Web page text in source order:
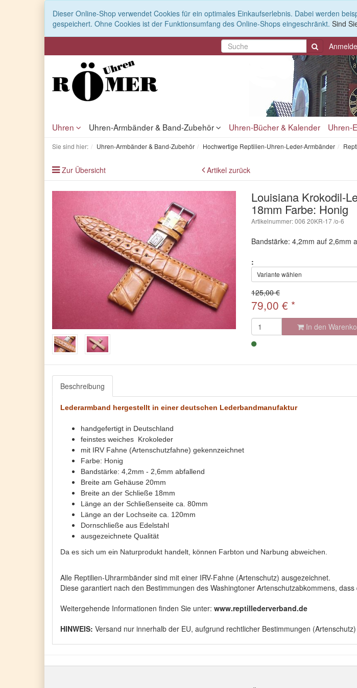
Dieser Online-Shop verwendet Cookies für ein optimales Einkaufserlebnis. Dabei werden
gespeichert. Ohne Cookies ist der Funktionsumfang des Online-Shops eingeschränkt. Sind
Uhren Uhren-Armbänder & Band-Zubehör Uhren-Bücher & Kalender Uhren-
Sie sind hier: Uhren-Armbänder & Band-Zubehör Hochwertige Reptilien-Uhren-Leder-Armbänder
Zur Übersicht Artikel zurück
Louisiana Krokodil-
18mm Farbe: Honig
Artikelnummer: 006 20KR-17 /o-6
Bandstärke: 4,2mm auf 2,6mm
:
Variante wählen
125,00 €
79,00 € *
In den
Beschreibung
Lederarmband hergestellt in einer deutschen Lederbandmanufaktur
handgefertigt in Deutschland
feinstes weiches Krokoleder
mit IRV Fahne (Artenschutzfahne) gekennzeichnet
Farbe: Honig
Bandstärke: 4,2mm - 2,6mm abfallend
Breite am Gehäuse 20mm
Breite an der Schließe 18mm
Länge an der Schließenseite ca. 80mm
Länge an der Lochseite ca. 120mm
Dornschließe aus Edelstahl
ausgezeichnete Qualität
Da es sich um ein Naturprodukt handelt, können Farbton und Narbung abweichen.
Alle Reptilien-Uhrarmbänder sind mit einer IRV-Fahne (Artenschutz) ausgezeichnet.
Diese garantiert nach den Bestimmungen des Washingtoner Artenschutzabkommens,
Weitergehende Informationen finden Sie unter: www.reptillederverband.de
HINWEIS: Versand nur innerhalb der EU, aufgrund rechtlicher Bestimmungen (Artenschutz)